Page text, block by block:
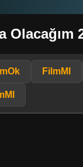
Olacağım
FilmMl